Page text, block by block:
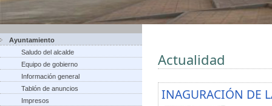
Ayuntamiento
Saludo del alcalde
Equipo de gobierno
Información general
Tablón de anuncios
Impresos
Actualidad
INAGURACIÓN DE